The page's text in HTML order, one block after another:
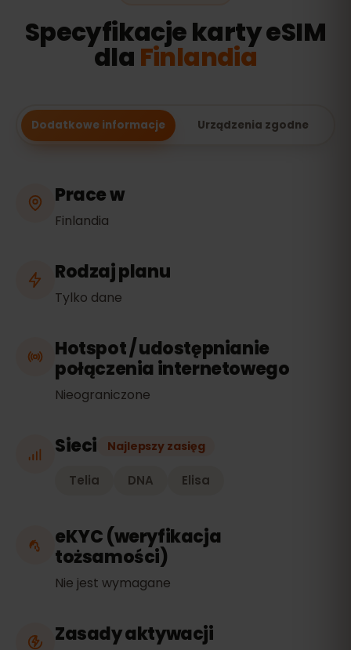
Specyfikacje karty eSIM
dla Finlandia
Dodatkowe informacje Urządzenia zgodne
Prace w
Finlandia
Rodzaj planu
Tylko dane
Hotspot / udostępnianie
połączenia internetowego
Nieograniczone
Sieci Najlepszy zasięg
Telia DNA Elisa
eKYC (weryfikacja
tożsamości)
Nie jest wymagane
Zasady aktywacji